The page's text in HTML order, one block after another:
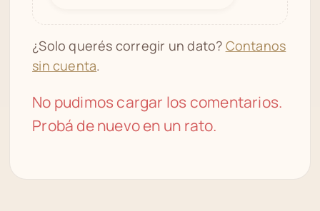
¿Solo querés corregir un dato? Contanos
sin cuenta.
No pudimos cargar los comentarios.
Probá de nuevo en un rato.